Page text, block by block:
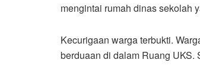
mengintai rumah dinas sekolah
Kecurigaan warga terbukti.
berduaan di dalam Ruang UKS.